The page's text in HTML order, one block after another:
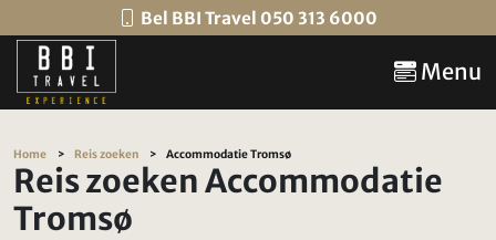
Bel BBI Travel 050 313 6000
Menu
Home Reis zoeken Accommodatie Tromsø
Reis zoeken Accommodatie
Tromsø